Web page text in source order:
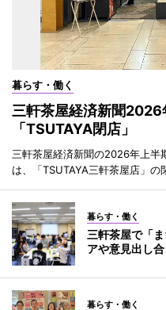
暮らす・働く
三軒茶屋経済新聞2026
「TSUTAYA閉店」
三軒茶屋経済新聞の2026年上半
は、「TSUTAYA三軒茶屋店」の
暮らす・働く
三軒茶屋で「
アや意見出し合
暮らす・働く